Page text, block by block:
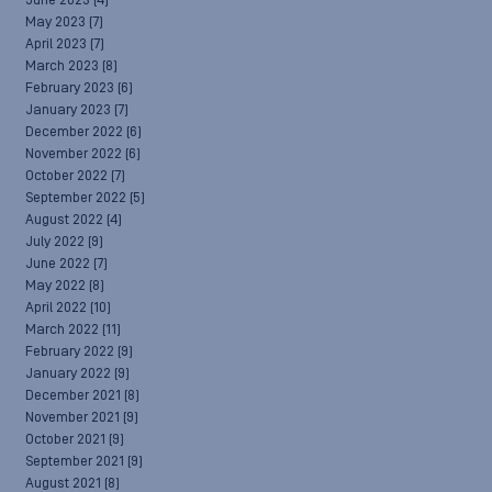
May 2023 (7)
April 2023 (7)
March 2023 (8)
February 2023 (6)
January 2023 (7)
December 2022 (6)
November 2022 (6)
October 2022 (7)
September 2022 (5)
August 2022 (4)
July 2022 (9)
June 2022 (7)
May 2022 (8)
April 2022 (10)
March 2022 (11)
February 2022 (9)
January 2022 (9)
December 2021 (8)
November 2021 (9)
October 2021 (9)
September 2021 (9)
August 2021 (8)